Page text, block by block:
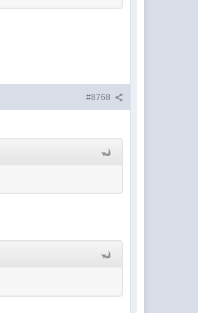
#8768